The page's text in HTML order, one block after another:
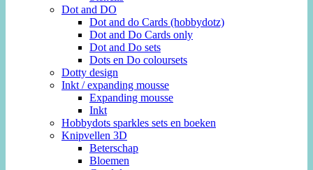
Dot and DO
Dot and do Cards (hobbydotz)
Dot and Do Cards only
Dot and Do sets
Dots en Do coloursets
Dotty design
Inkt / expanding mousse
Expanding mousse
Inkt
Hobbydots sparkles sets en boeken
Knipvellen 3D
Beterschap
Bloemen